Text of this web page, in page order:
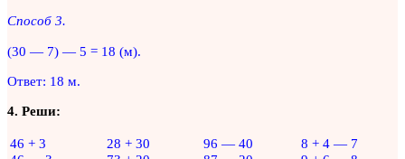
Способ 3.
(30 — 7) — 5 = 18 (м).
Ответ: 18 м.
4. Реши:
46 + 3
28 + 30
96 — 40
8 + 4 — 7